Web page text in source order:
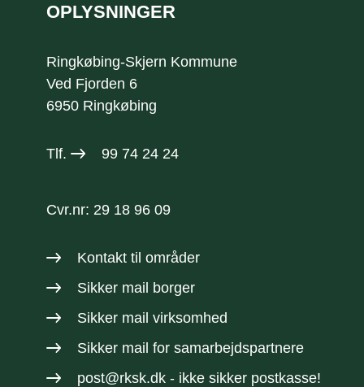
OPLYSNINGER
Ringkøbing-Skjern Kommune
Ved Fjorden 6
6950 Ringkøbing
Tlf. 99 74 24 24
Cvr.nr: 29 18 96 09
Kontakt til områder
Sikker mail borger
Sikker mail virksomhed
Sikker mail for samarbejdspartnere
post@rksk.dk- ikke sikker postkasse!